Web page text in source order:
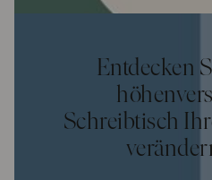
Entdecken
Schreibtisch